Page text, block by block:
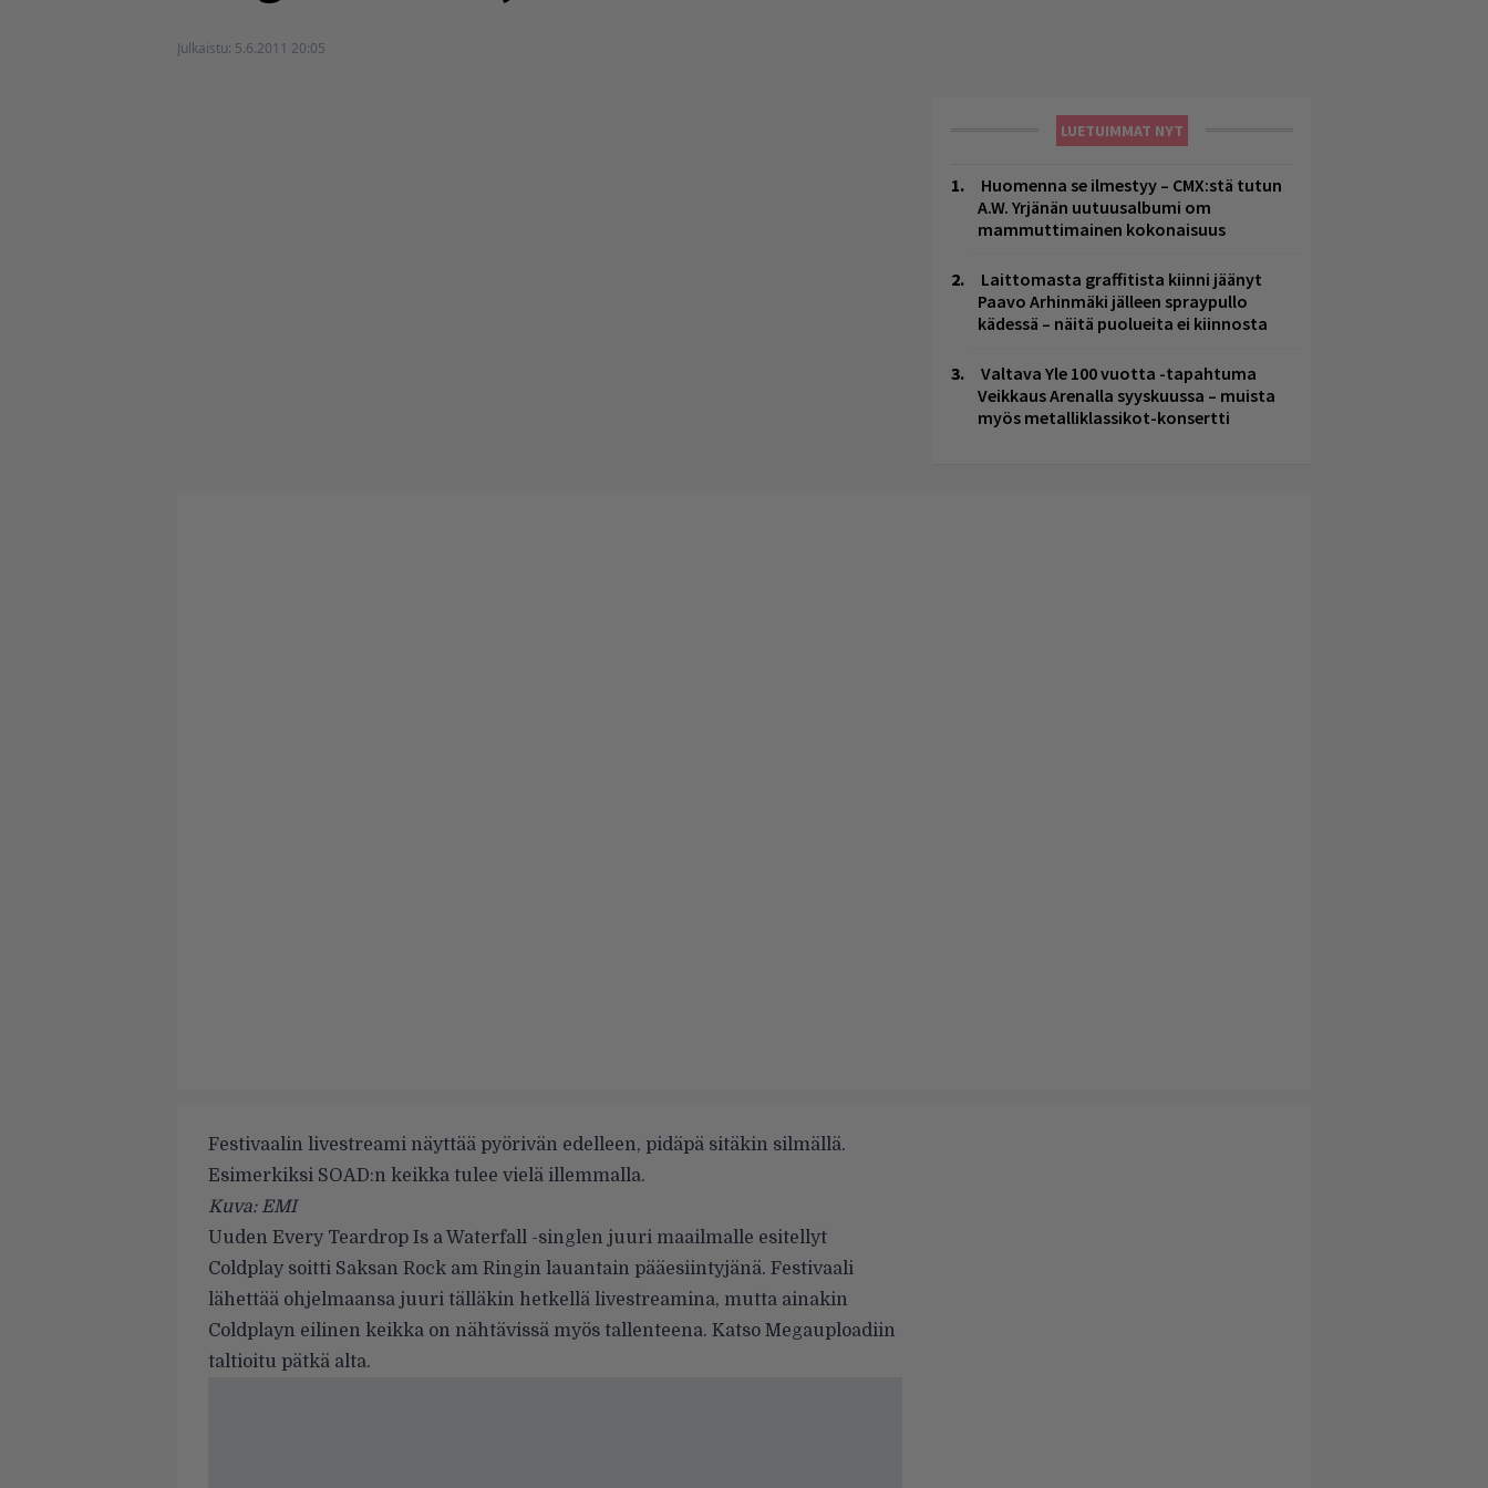
Julkaistu: 5.6.2011 20:05
LUETUIMMAT NYT
Huomenna se ilmestyy – CMX:stä tutun
A.W. Yrjänän uutuusalbumi om
mammuttimainen kokonaisuus
Laittomasta graffitista kiinni jäänyt
Paavo Arhinmäki jälleen spraypullo
kädessä – näitä puolueita ei kiinnosta
Valtava Yle 100 vuotta -tapahtuma
Veikkaus Arenalla syyskuussa – muista
myös metalliklassikot-konsertti
Festivaalin livestreami näyttää pyörivän edelleen, pidäpä sitäkin silmällä.
Esimerkiksi SOAD:n keikka tulee vielä illemmalla.
Kuva: EMI
Uuden Every Teardrop Is a Waterfall -singlen juuri maailmalle esitellyt
Coldplay soitti Saksan Rock am Ringin lauantain pääesiintyjänä. Festivaali
lähettää ohjelmaansa juuri tälläkin hetkellä livestreamina, mutta ainakin
Coldplayn eilinen keikka on nähtävissä myös tallenteena. Katso Megauploadiin
taltioitu pätkä alta.